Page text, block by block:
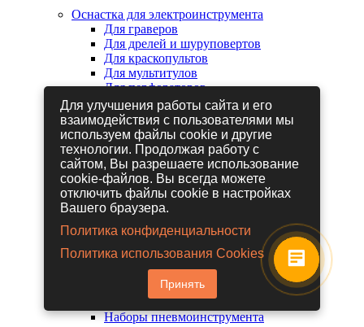
Оснастка для электроинструмента
Для граверов
Для дрелей и шуруповертов
Для краскопультов
Для мультитулов
Для перфораторов
Для сабельных пил
Для строительных фенов
Для фрезеров
Для шлифовальных машин
Для электрических лобзиков
Для электрических ножниц
Для электрических пил
Для электрических рубанков
Гайковерты пневматические
Дрели пневматические
Другие пневмоинструменты
Заклепочники пневматические
Наборы пневмоинструмента
Для улучшения работы сайта и его
взаимодействия с пользователями мы
используем файлы cookie и другие
технологии. Продолжая работу с
сайтом, Вы разрешаете использование
cookie-файлов. Вы всегда можете
отключить файлы cookie в настройках
Вашего браузера.
Политика конфиденциальности
Политика использования Cookies
Принять